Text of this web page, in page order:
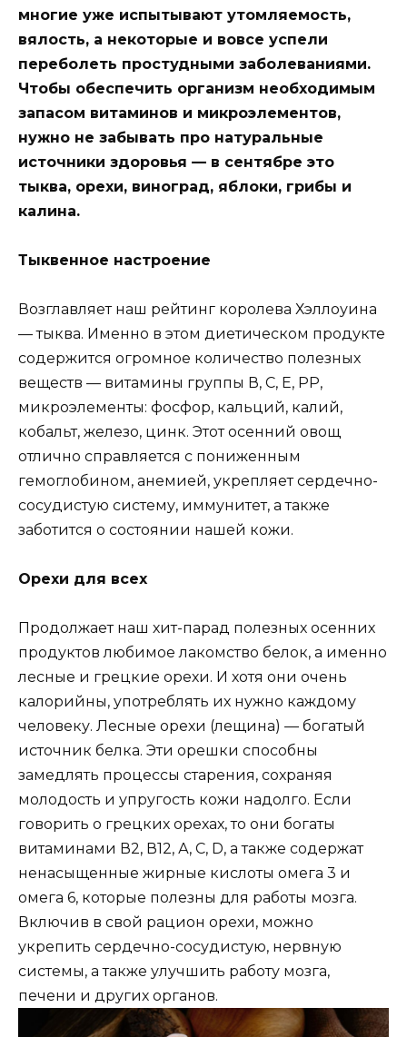
многие уже испытывают утомляемость,
вялость, а некоторые и вовсе успели
переболеть простудными заболеваниями.
Чтобы обеспечить организм необходимым
запасом витаминов и микроэлементов,
нужно не забывать про натуральные
источники здоровья — в сентябре это
тыква, орехи, виноград, яблоки, грибы и
калина.
Тыквенное настроение
Возглавляет наш рейтинг королева Хэллоуина
— тыква. Именно в этом диетическом продукте
содержится огромное количество полезных
веществ — витамины группы В, С, Е, РР,
микроэлементы: фосфор, кальций, калий,
кобальт, железо, цинк. Этот осенний овощ
отлично справляется с пониженным
гемоглобином, анемией, укрепляет сердечно-
сосудистую систему, иммунитет, а также
заботится о состоянии нашей кожи.
Орехи для всех
Продолжает наш хит-парад полезных осенних
продуктов любимое лакомство белок, а именно
лесные и грецкие орехи. И хотя они очень
калорийны, употреблять их нужно каждому
человеку. Лесные орехи (лещина) — богатый
источник белка. Эти орешки способны
замедлять процессы старения, сохраняя
молодость и упругость кожи надолго. Если
говорить о грецких орехах, то они богаты
витаминами В2, В12, А, С, D, а также содержат
ненасыщенные жирные кислоты омега 3 и
омега 6, которые полезны для работы мозга.
Включив в свой рацион орехи, можно
укрепить сердечно-сосудистую, нервную
системы, а также улучшить работу мозга,
печени и других органов.